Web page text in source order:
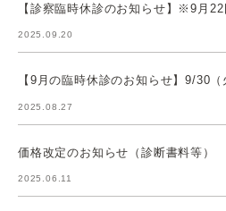
【診察臨時休診のお知らせ】※9月22
2025.09.20
【9月の臨時休診のお知らせ】9/30
2025.08.27
価格改定のお知らせ（診断書料等）
2025.06.11